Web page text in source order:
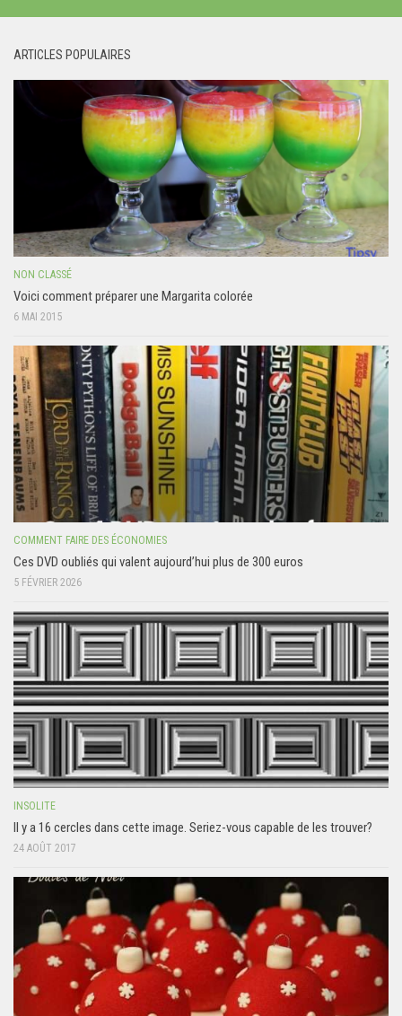
ARTICLES POPULAIRES
NON CLASSÉ
Voici comment préparer une Margarita colorée
6 MAI 2015
COMMENT FAIRE DES ÉCONOMIES
Ces DVD oubliés qui valent aujourd’hui plus de 300 euros
5 FÉVRIER 2026
INSOLITE
Il y a 16 cercles dans cette image. Seriez-vous capable de les trouver?
24 AOÛT 2017